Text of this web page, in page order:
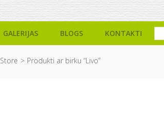
GALERIJAS BLOGS KONTAKTI
Store Produkti ar birku “Livo”